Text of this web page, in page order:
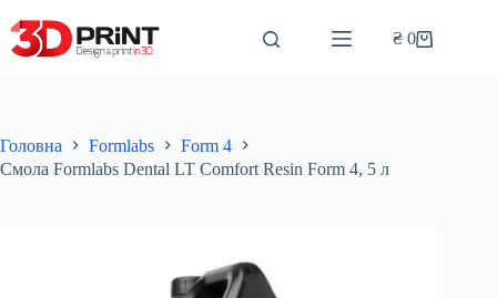
до
вмісту
Кошик
₴ 0
Головна Formlabs
Form 4
Смола Formlabs Dental LT Comfort Resin Form 4, 5 л